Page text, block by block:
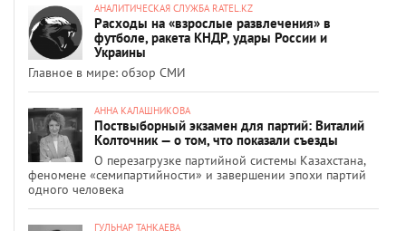
АНАЛИТИЧЕСКАЯ СЛУЖБА RATEL.KZ
Расходы на «взрослые развлечения» в
футболе, ракета КНДР, удары России и
Украины
Главное в мире: обзор СМИ
АННА КАЛАШНИКОВА
Поствыборный экзамен для партий: Виталий
Колточник — о том, что показали съезды
О перезагрузке партийной системы Казахстана,
феномене «семипартийности» и завершении эпохи партий
одного человека
ГУЛЬНАР ТАНКАЕВА